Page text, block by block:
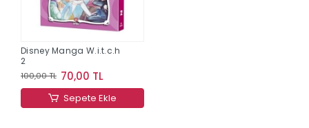
Disney Manga W.i.t.c.h
2
100,00 TL 70,00 TL
Sepete Ekle